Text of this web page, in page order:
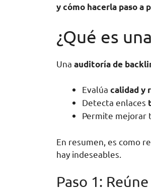
y cómo hacerla paso a
¿Qué es
Una auditoría de
Evalúa calidad y
Detecta enlaces
Permite mejorar
En resumen, es como
hay indeseables.
Paso 1: